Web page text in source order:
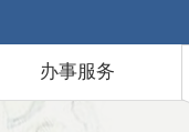
办事服务